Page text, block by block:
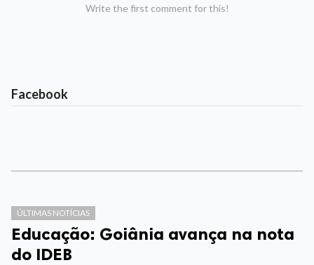
Write the first comment for this!
Facebook
ÚLTIMAS NOTÍCIAS
Educação: Goiânia avança na nota
do IDEB